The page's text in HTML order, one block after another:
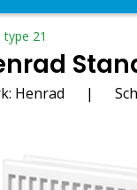
21
Henrad |